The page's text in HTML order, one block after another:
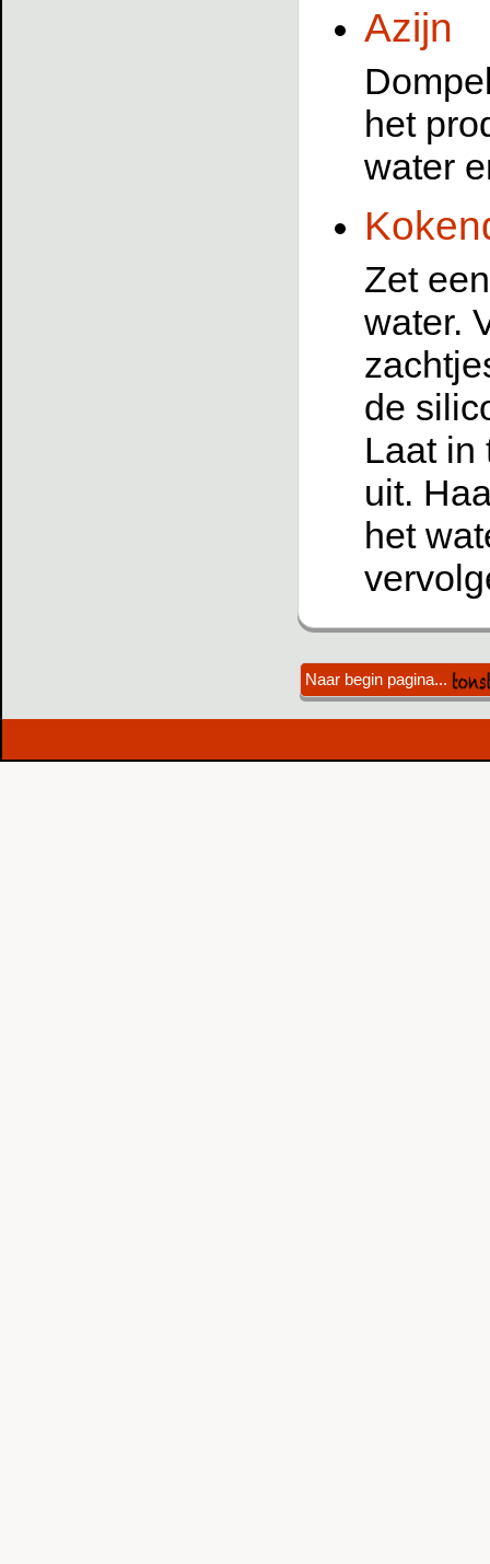
Azijn
het
water
Zet
water.
de
Laat in
uit.
het
Naar begin pagina...